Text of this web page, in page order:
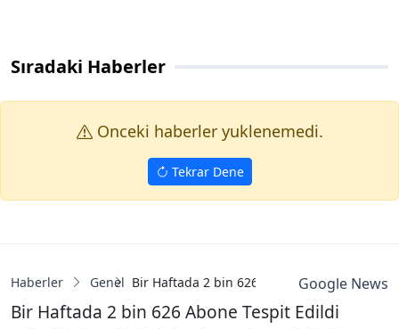
Sıradaki Haberler
Onceki haberler yuklenemedi.
Tekrar Dene
Haberler Genel Bir Haftada 2 bin 626 Abone Tespit Edildi
Google News
Bir Haftada 2 bin 626 Abone Tespit Edildi